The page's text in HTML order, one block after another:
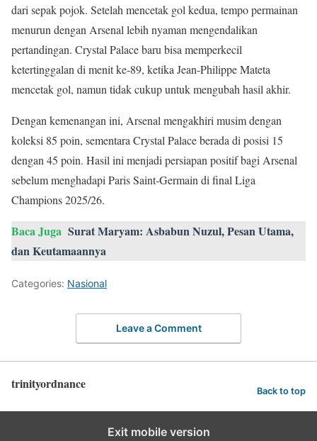
dari sepak pojok. Setelah mencetak gol kedua, tempo permainan
menurun dengan Arsenal lebih nyaman mengendalikan
pertandingan. Crystal Palace baru bisa memperkecil
ketertinggalan di menit ke-89, ketika Jean-Philippe Mateta
mencetak gol, namun tidak cukup untuk mengubah hasil akhir.
Dengan kemenangan ini, Arsenal mengakhiri musim dengan
koleksi 85 poin, sementara Crystal Palace berada di posisi 15
dengan 45 poin. Hasil ini menjadi persiapan positif bagi Arsenal
sebelum menghadapi Paris Saint-Germain di final Liga
Champions 2025/26.
Baca Juga Surat Maryam: Asbabun Nuzul, Pesan Utama,
dan Keutamaannya
Categories: Nasional
Leave a Comment
trinityordnance Back to top
Exit mobile version